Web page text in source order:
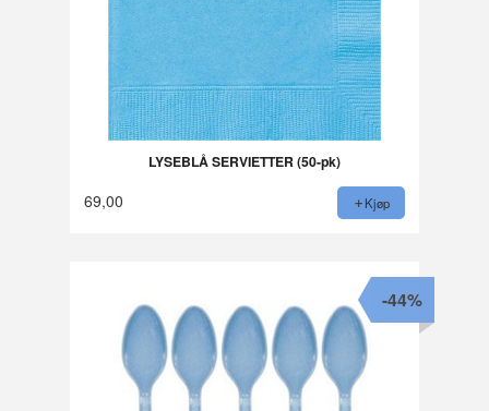
LYSEBLÅ SERVIETTER (50-pk)
69,00 Kjøp
-44%